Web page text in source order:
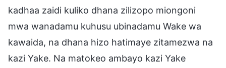
kadhaa zaidi kuliko dhana zilizopo miongoni
mwa wanadamu kuhusu ubinadamu Wake wa
kawaida, na dhana hizo hatimaye zitamezwa na
kazi Yake. Na matokeo ambayo kazi Yake